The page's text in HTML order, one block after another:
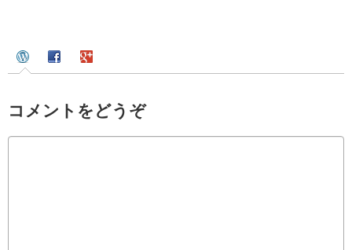
コメントをどうぞ